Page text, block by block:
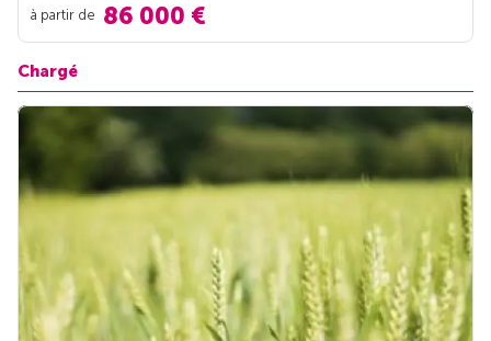
à partir de 86 000 €
Chargé